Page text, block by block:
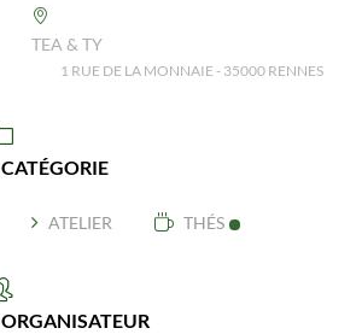
TEA & TY
1 RUE DE LA MONNAIE - 35000 RENNES
CATÉGORIE
ATELIER THÉS
ORGANISATEUR